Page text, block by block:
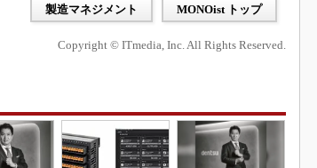
製造マネジメント MONOist トップ
Copyright © ITmedia, Inc. All Rights Reserved.